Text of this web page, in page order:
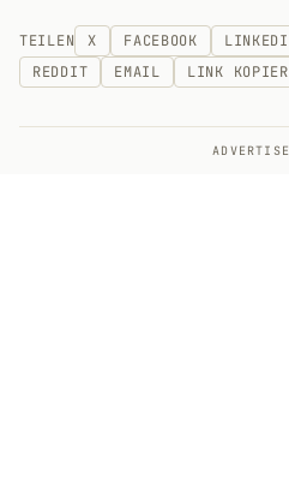
TEILEN X FACEBOOK
REDDIT
EMAIL LINK